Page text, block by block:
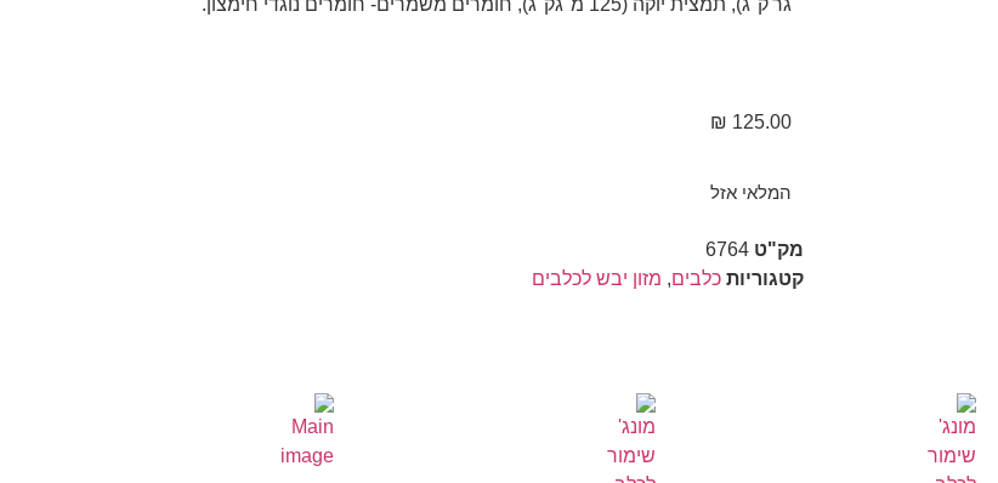
גר'ק"ג), תמצית יוקה (125 מ"גק"ג), חומרים משמרים- חומרים נוגדי חימצון.
₪ 125.00
המלאי אזל
מק"ט 6764
קטגוריות כלבים, מזון יבש לכלבים